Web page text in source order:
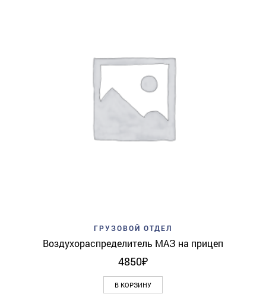
ГРУЗОВОЙ ОТДЕЛ
Воздухораспределитель МАЗ на прицеп
4850₽
В КОРЗИНУ